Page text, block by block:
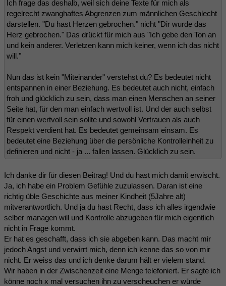
Ich frage das deshalb, weil sich deine Texte für mich als
regelrecht zwanghaftes Abgrenzen zum männlichen Geschlecht
darstellen. "Du hast Herzen gebrochen." nicht "Dir wurde das
Herz gebrochen." Das drückt für mich aus "Ich gebe den Ton an
und kein anderer. Verletzen kann mich keiner, wenn ich das nicht
will."
Nun das ist kein "Miteinander" verstehst du? Es bedeutet nicht
entspannen in einer Beziehung. Es bedeutet auch nicht, einfach
froh und glücklich zu sein, dass man einen Menschen an seiner
Seite hat, für den man einfach wertvoll ist. Und der auch selbst
für einen wertvoll sein sollte und sowohl Vertrauen als auch
Respekt verdient hat. Es bedeutet gemeinsam einsam. Es
bedeutet eine Beziehung über die persönliche Kontrolleinheit zu
definieren und nicht - ja ... fallen lassen. Glücklich zu sein.
Ich danke dir für diesen Beitrag! Und du hast mich damit erwischt.
Ja, ich habe ein Problem Gefühle zuzulassen. Daran ist eine
richtig üble Geschichte aus meiner Kindheit (5Jahre alt)
mitverantwortlich. Und ja du hast Recht, dass ich alles irgendwie
selber managen will und Kontrolle abzugeben für mich eigentlich
nicht in Frage kommt.
Er hat es geschafft, dass ich sie abgeben kann. Das macht mir
jedoch Angst und verwirrt mich, denn ich kenne das so von mir
nicht. Er weiss das und ich denke darum hält er vielem stand.
Wir haben in der Zwischenzeit eine Menge telefoniert. Er sagte ich
könne noch x mal versuchen ihn zu verscheuchen er würde